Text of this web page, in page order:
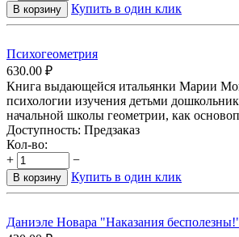
В корзину Купить в один клик
Психогеометрия
630.00 ₽
Книга выдающейся итальянки Марии
психологии изучения детьми
начальной школы геометрии, как
Доступность: Предзаказ
Кол-во:
+
−
В корзину Купить в один клик
Даниэле Новара "Наказания